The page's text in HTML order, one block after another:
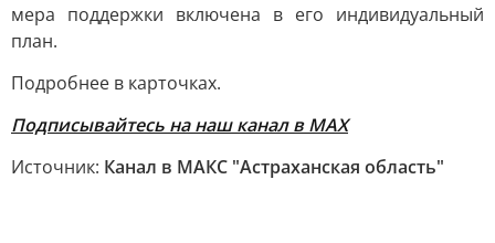
мера поддержки включена в его индивидуальный
план.
Подробнее в карточках.
Подписывайтесь на наш канал в МАХ
Источник: Канал в МАКС "Астраханская область"